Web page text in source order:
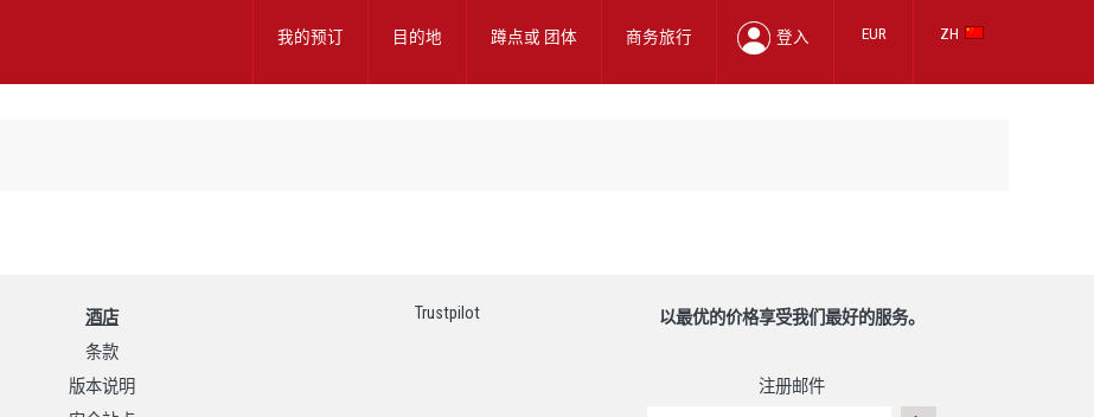
ZH
EUR
登入
商务旅行
蹲点或 团体
目的地
我的预订
酒店
条款
版本说明
Trustpilot 以最优的价格享受我们最好的服务。
注册邮件